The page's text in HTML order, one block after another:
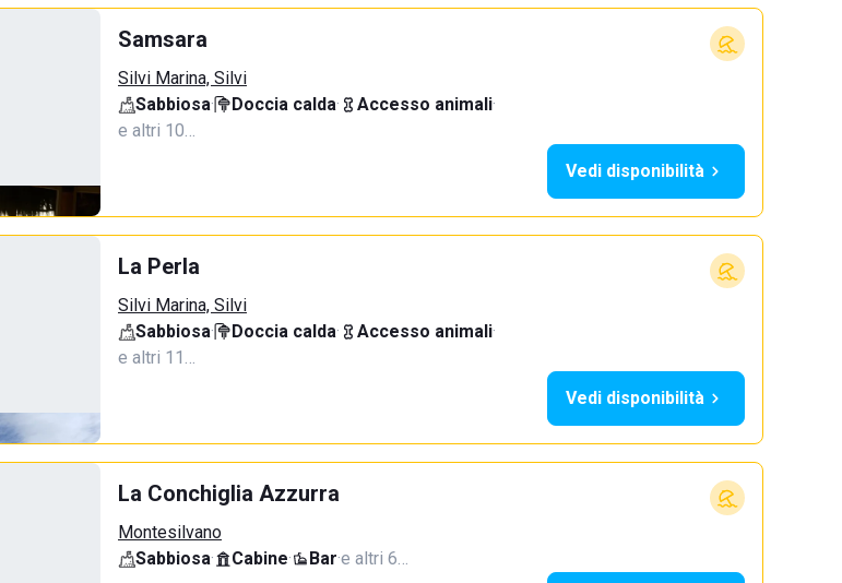
Samsara
Silvi Marina, Silvi
Sabbiosa· Doccia calda· Accesso animali·
e altri 10…
Vedi disponibilità
La Perla
Silvi Marina, Silvi
Sabbiosa· Doccia calda· Accesso animali·
e altri 11…
Vedi disponibilità
La Conchiglia Azzurra
Montesilvano
Sabbiosa· Cabine· Bar·e altri 6…